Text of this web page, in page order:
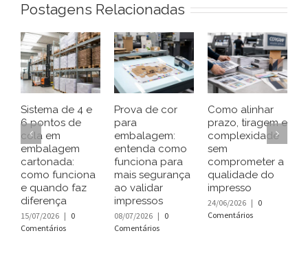
Postagens Relacionadas
Sistema de 4 e
6 pontos de
cola em
embalagem
cartonada:
como funciona
e quando faz
diferença
15/07/2026 | 0
Comentários
Prova de cor
para
embalagem:
entenda como
funciona para
mais segurança
ao validar
impressos
08/07/2026 | 0
Comentários
Como alinhar
prazo, tiragem e
complexidade
sem
comprometer a
qualidade do
impresso
24/06/2026 | 0
Comentários